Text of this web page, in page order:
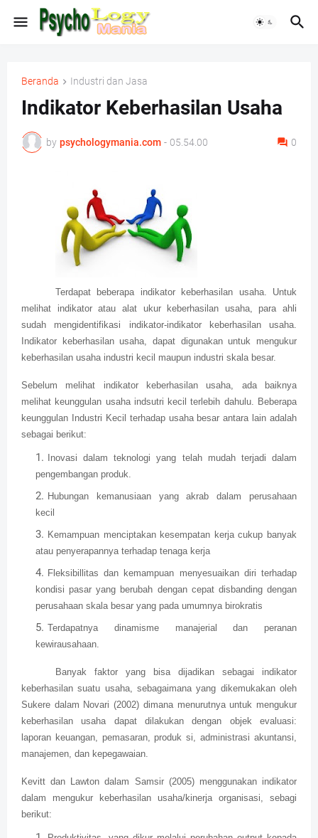
Beranda Industri dan Jasa
Indikator Keberhasilan Usaha
by psychologymania.com - 05.54.00 0
Terdapat beberapa indikator keberhasilan usaha. Untuk
melihat indikator atau alat ukur keberhasilan usaha, para ahli
sudah mengidentifikasi indikator-indikator keberhasilan usaha.
Indikator keberhasilan usaha, dapat digunakan untuk mengukur
keberhasilan usaha industri kecil maupun industri skala besar.
Sebelum melihat indikator keberhasilan usaha, ada baiknya
melihat keunggulan usaha indsutri kecil terlebih dahulu. Beberapa
keunggulan Industri Kecil terhadap usaha besar antara lain adalah
sebagai berikut:
Inovasi dalam teknologi yang telah mudah terjadi dalam
pengembangan produk.
Hubungan kemanusiaan yang akrab dalam perusahaan
kecil
Kemampuan menciptakan kesempatan kerja cukup banyak
atau penyerapannya terhadap tenaga kerja
Fleksibillitas dan kemampuan menyesuaikan diri terhadap
kondisi pasar yang berubah dengan cepat disbanding dengan
perusahaan skala besar yang pada umumnya birokratis
Terdapatnya dinamisme manajerial dan peranan
kewirausahaan.
Banyak faktor yang bisa dijadikan sebagai indikator
keberhasilan suatu usaha, sebagaimana yang dikemukakan oleh
Sukere dalam Novari (2002) dimana menurutnya untuk mengukur
keberhasilan usaha dapat dilakukan dengan objek evaluasi:
laporan keuangan, pemasaran, produk si, administrasi akuntansi,
manajemen, dan kepegawaian.
Kevitt dan Lawton dalam Samsir (2005) menggunakan indikator
dalam mengukur keberhasilan usaha/kinerja organisasi, sebagi
berikut: